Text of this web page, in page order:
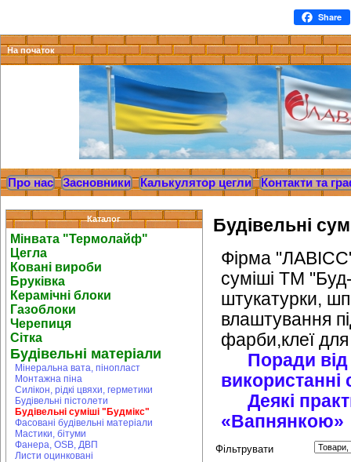
Share
На початок
Про нас Засновники Калькулятор цегли Контакти та
Каталог
Мінвата "Термолайф"
Цегла
Ковані вироби
Бруківка
Керамічні блоки
Газоблоки
Черепиця
Сітка
Будівельні матеріали
Мінеральна вата, пінопласт
Монтажна піна
Силікон, рідкі цвяхи, герметики
Будівельні пістолети
Будівельні суміші "Будмікс"
Фасовані будівельні матеріали
Мастики, бітуми
Фанера, OSB, ДВП
Листи оцинковані
Будівельні
Фірма "ЛАВІСС"
суміші ТМ
штукатурки,
влаштування
фарби,клеї
Поради
використанні
Деякі
«Вапнянкою»
Фільтрувати